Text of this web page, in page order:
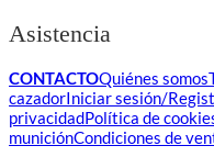
Asistencia
CONTACTOQuiénes somos
cazadorIniciar sesión/
privacidadPolítica de
municiónCondiciones de